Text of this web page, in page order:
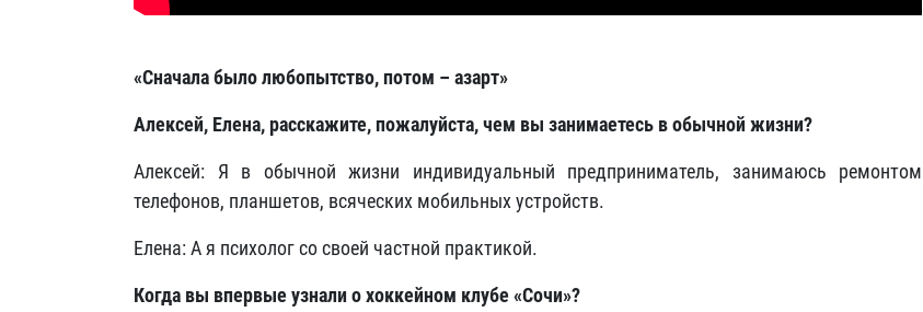
«Сначала было любопытство, потом – азарт»
Алексей, Елена, расскажите, пожалуйста, чем вы занимаетесь в обычной жизни?
Алексей: Я в обычной жизни индивидуальный предприниматель, занимаюсь ремонтом
телефонов, планшетов, всяческих мобильных устройств.
Елена: А я психолог со своей частной практикой.
Когда вы впервые узнали о хоккейном клубе «Сочи»?